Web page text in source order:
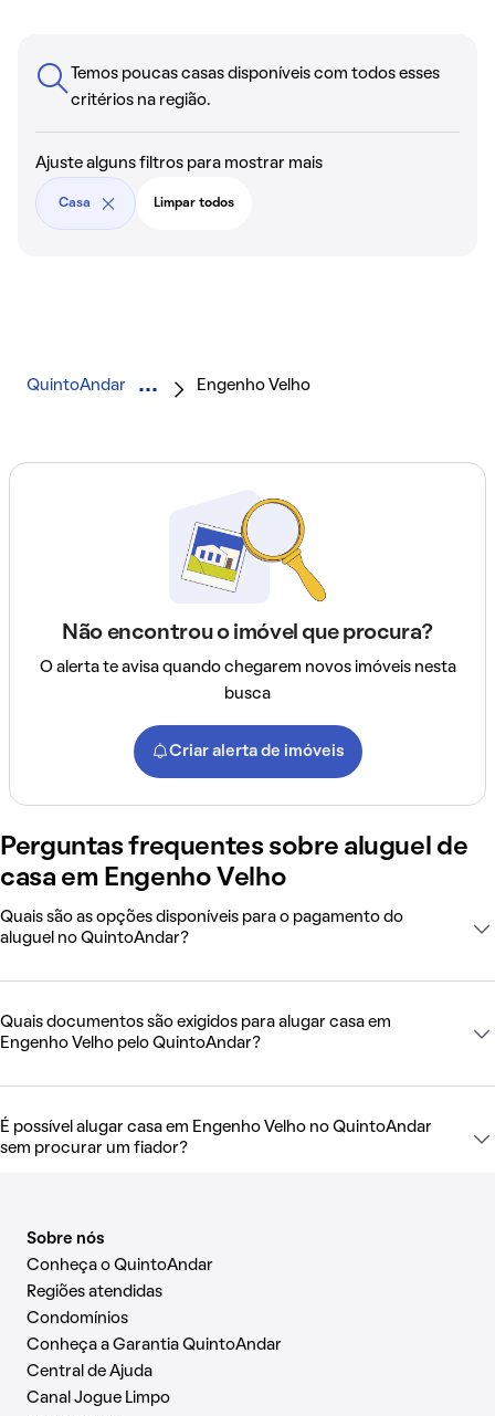
Temos poucas casas disponíveis com todos esses
critérios na região.
Ajuste alguns filtros para mostrar mais
Casa Limpar todos
QuintoAndar Engenho Velho
Não encontrou o imóvel que procura?
O alerta te avisa quando chegarem novos imóveis nesta
busca
Criar alerta de imóveis
Perguntas frequentes sobre aluguel de
casa em Engenho Velho
Quais são as opções disponíveis para o pagamento do
aluguel no QuintoAndar?
Quais documentos são exigidos para alugar casa em
Engenho Velho pelo QuintoAndar?
É possível alugar casa em Engenho Velho no QuintoAndar
sem procurar um fiador?
Sobre nós
Conheça o QuintoAndar
Regiões atendidas
Condomínios
Conheça a Garantia QuintoAndar
Central de Ajuda
Canal Jogue Limpo